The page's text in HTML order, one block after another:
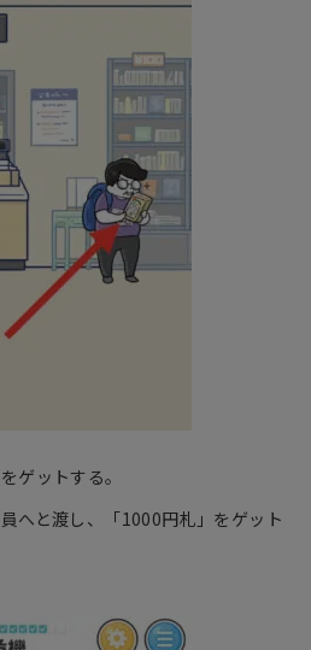
ゲットする。
へと渡し、「1000円札」をゲット